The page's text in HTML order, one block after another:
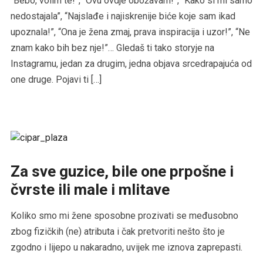
nedostajala”, “Najslađe i najiskrenije biće koje sam ikad
upoznala!”, “Ona je žena zmaj, prava inspiracija i uzor!”, “Ne
znam kako bih bez nje!”… Gledaš ti tako storyje na
Instagramu, jedan za drugim, jedna objava srcedrapajuća od
one druge. Pojavi ti […]
Za sve guzice, bile one prpošne i
čvrste ili male i mlitave
Koliko smo mi žene sposobne prozivati se međusobno
zbog fizičkih (ne) atributa i čak pretvoriti nešto što je
zgodno i lijepo u nakaradno, uvijek me iznova zaprepasti.